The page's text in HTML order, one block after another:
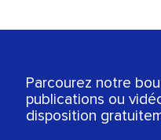
Parcourez notre
publications ou
disposition